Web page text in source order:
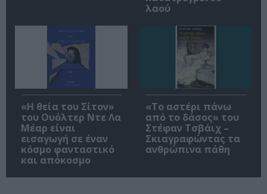
λαού
«Η θεία του Σίτον»
του Ουόλτερ Ντε Λα
Μέαρ είναι
εισαγωγή σε έναν
κόσμο φανταστικό
και απόκοσμο
«Το αστέρι πάνω
από το δάσος» του
Στέφαν Τσβάιχ –
Σκιαγραφώντας τα
ανθρώπινα πάθη